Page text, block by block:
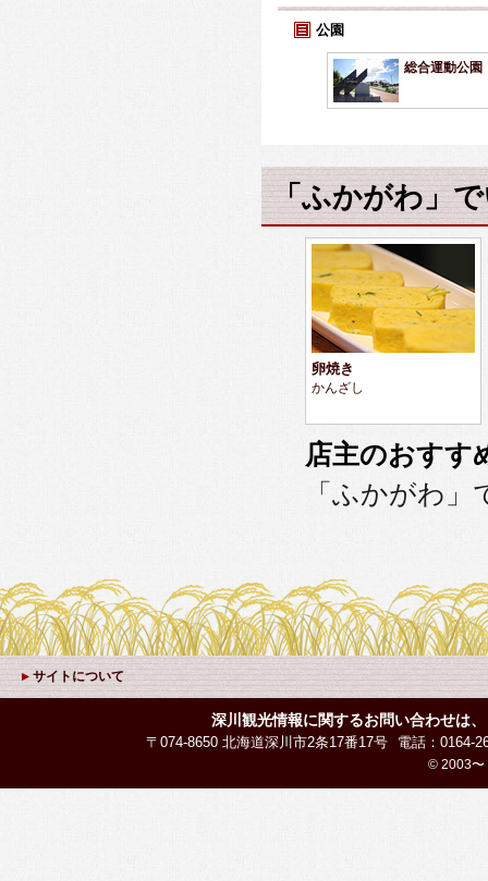
公園
総合運動公園
「ふかがわ」
卵焼き
かんざし
店主のおすす
「ふかがわ
サイトについて
深川観光情報に関するお問い合わせは、
〒074-8650 北海道深川市2条17番17号 電話：0164-
© 2003〜